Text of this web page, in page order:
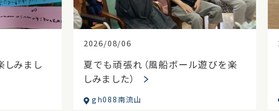
しみまし
2026/08/06
夏でも頑張れ（風船ボール遊びを楽
しみました）
gh088南流山